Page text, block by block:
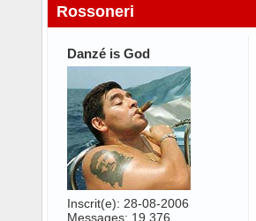
Rossoneri
Danzé is God
Inscrit(e): 28-08-2006
Messages: 19 376